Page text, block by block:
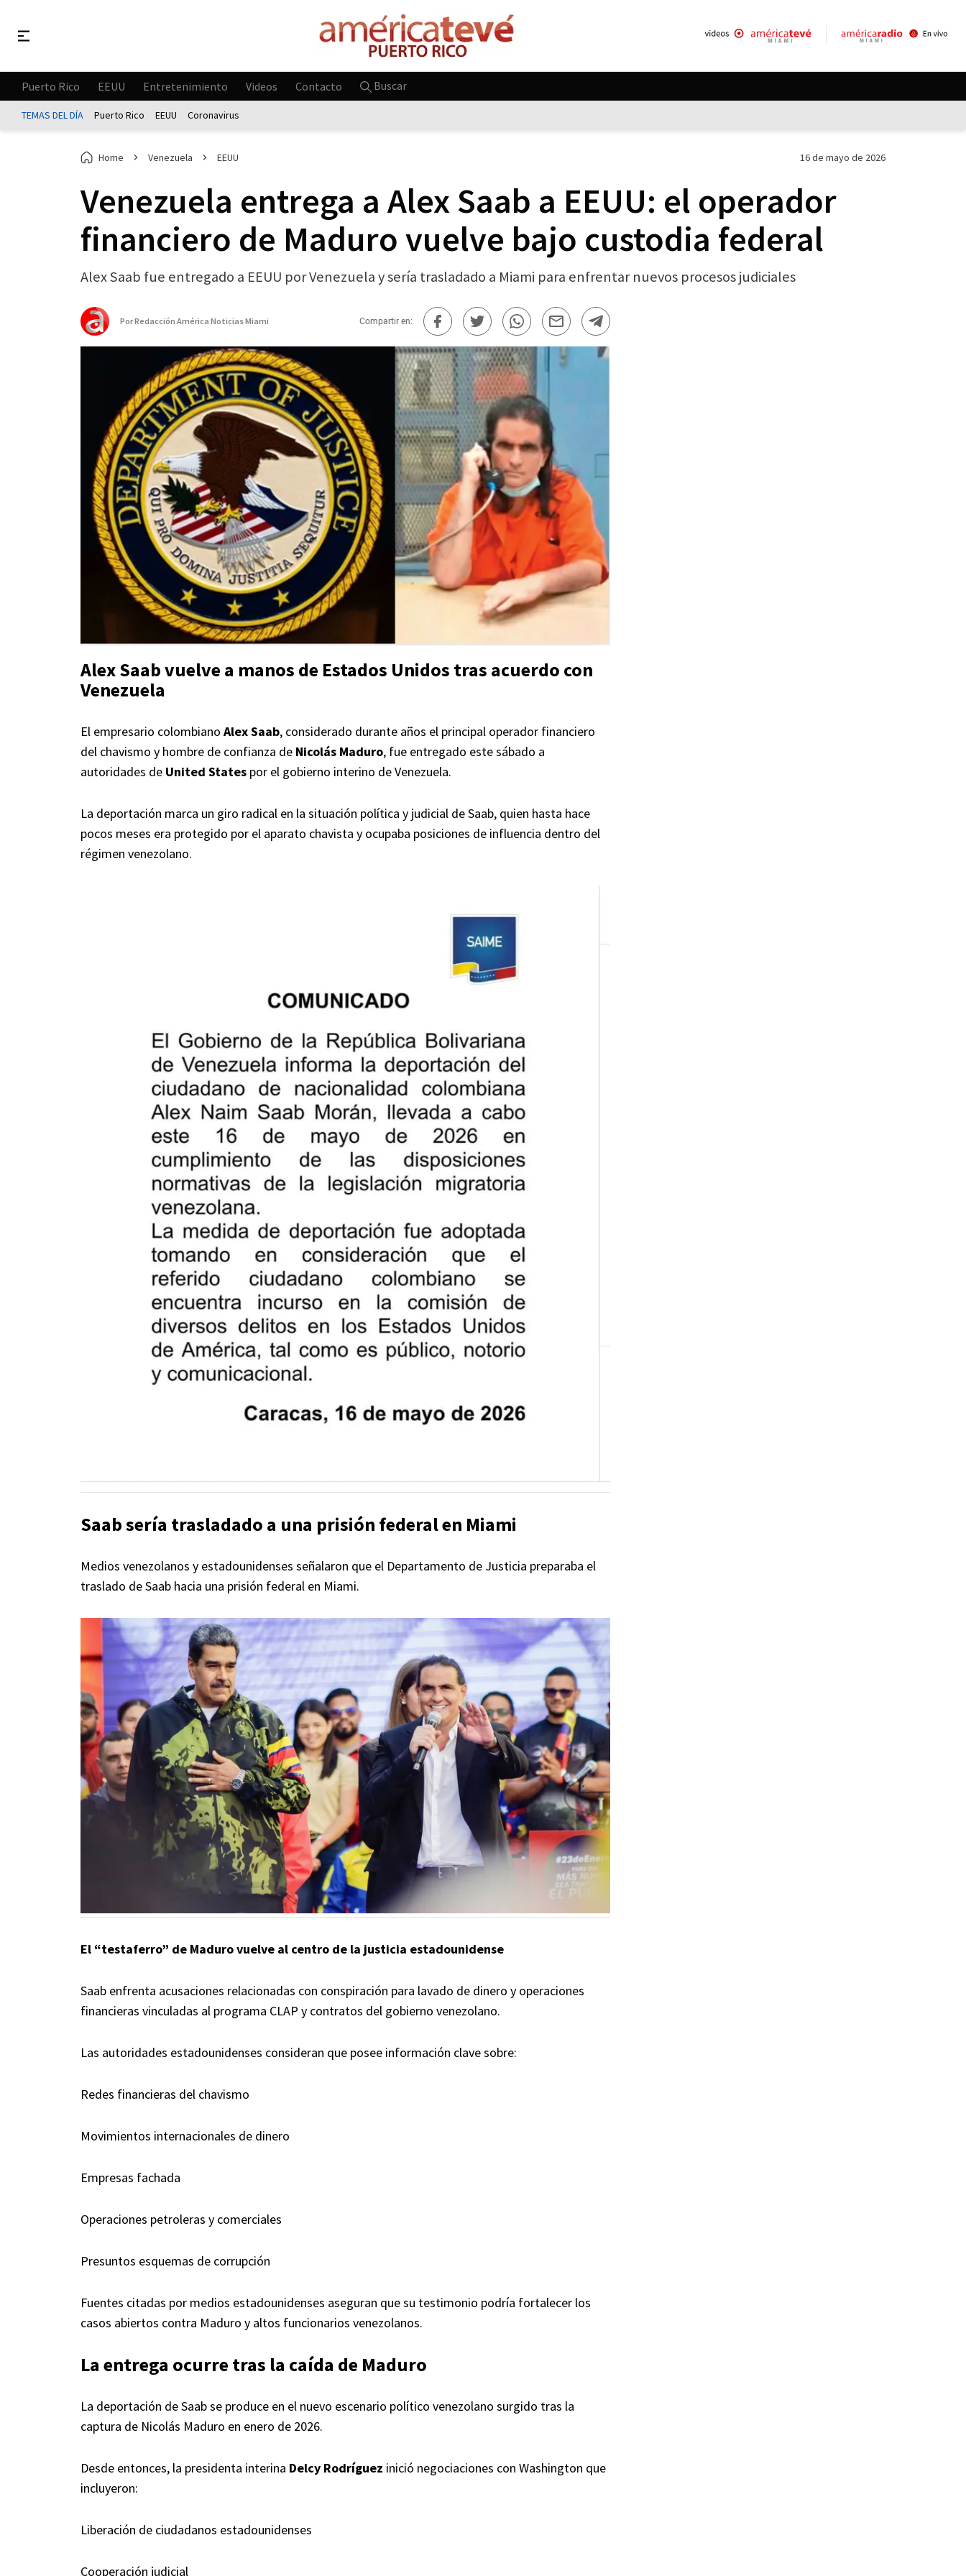
Puerto Rico EEUU Entretenimiento Videos Contacto Buscar
TEMAS DEL DÍA Puerto Rico EEUU Coronavirus
Home Venezuela EEUU 16 de mayo de 2026
Venezuela entrega a Alex Saab a EEUU: el operador
financiero de Maduro vuelve bajo custodia federal
Alex Saab fue entregado a EEUU por Venezuela y sería trasladado a Miami para enfrentar nuevos procesos judiciales
PorRedacción América Noticias Miami Compartir en:
Alex Saab vuelve a manos de Estados Unidos tras acuerdo con
Venezuela
El empresario colombiano Alex Saab, considerado durante años el principal operador financiero
del chavismo y hombre de confianza de Nicolás Maduro, fue entregado este sábado a
autoridades de United States por el gobierno interino de Venezuela.
La deportación marca un giro radical en la situación política y judicial de Saab, quien hasta hace
pocos meses era protegido por el aparato chavista y ocupaba posiciones de influencia dentro del
régimen venezolano.
Saab sería trasladado a una prisión federal en Miami
Medios venezolanos y estadounidenses señalaron que el Departamento de Justicia preparaba el
traslado de Saab hacia una prisión federal en Miami.
El “testaferro” de Maduro vuelve al centro de la justicia estadounidense
Saab enfrenta acusaciones relacionadas con conspiración para lavado de dinero y operaciones
financieras vinculadas al programa CLAP y contratos del gobierno venezolano.
Las autoridades estadounidenses consideran que posee información clave sobre:
Redes financieras del chavismo
Movimientos internacionales de dinero
Empresas fachada
Operaciones petroleras y comerciales
Presuntos esquemas de corrupción
Fuentes citadas por medios estadounidenses aseguran que su testimonio podría fortalecer los
casos abiertos contra Maduro y altos funcionarios venezolanos.
La entrega ocurre tras la caída de Maduro
La deportación de Saab se produce en el nuevo escenario político venezolano surgido tras la
captura de Nicolás Maduro en enero de 2026.
Desde entonces, la presidenta interina Delcy Rodríguez inició negociaciones con Washington que
incluyeron:
Liberación de ciudadanos estadounidenses
Cooperación judicial